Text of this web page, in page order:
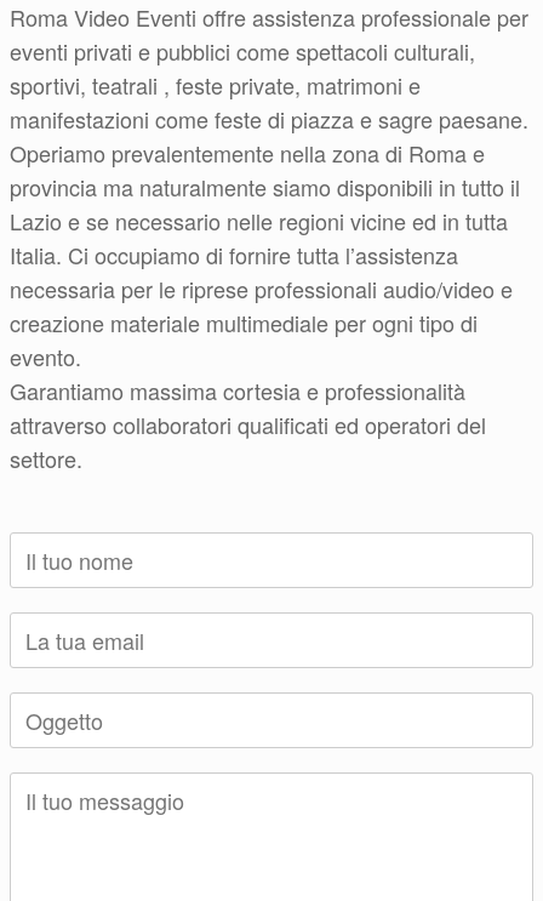
Roma Video Eventi offre assistenza professionale per
eventi privati e pubblici come spettacoli culturali,
sportivi, teatrali , feste private, matrimoni e
manifestazioni come feste di piazza e sagre paesane.
Operiamo prevalentemente nella zona di Roma e
provincia ma naturalmente siamo disponibili in tutto il
Lazio e se necessario nelle regioni vicine ed in tutta
Italia. Ci occupiamo di fornire tutta l’assistenza
necessaria per le riprese professionali audio/video e
creazione materiale multimediale per ogni tipo di
evento.
Garantiamo massima cortesia e professionalità
attraverso collaboratori qualificati ed operatori del
settore.